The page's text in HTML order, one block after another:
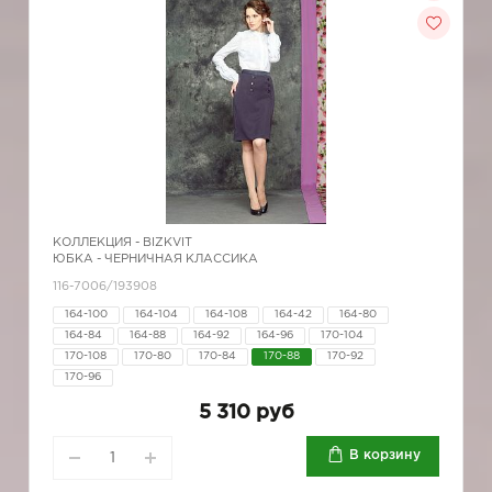
КОЛЛЕКЦИЯ - BIZKVIT
ЮБКА - ЧЕРНИЧНАЯ КЛАССИКА
116-7006/193908
164-100 164-104 164-108 164-42 164-80
164-84 164-88 164-92 164-96 170-104
170-108 170-80 170-84 170-88 170-92
170-96
5 310 руб
В корзину